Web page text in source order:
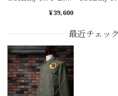
GREEN
2026/07/17
MA-2 米軍 実物 フラ
¥39,600
MA-2 米軍
最近チェッ